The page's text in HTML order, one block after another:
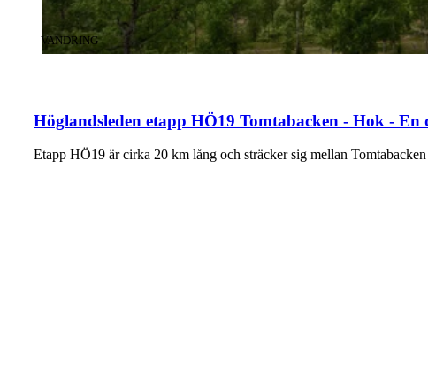
Höglandsleden etapp HÖ19 Tomtabacken - Hok - En
KATEGORI:
VANDRING